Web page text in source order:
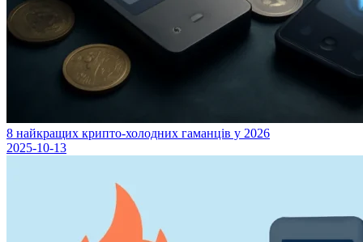
8 найкращих крипто-холодних гаманців у 2026
2025-10-13